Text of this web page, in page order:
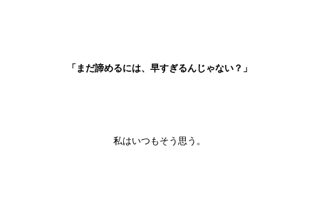
「まだ諦めるには、早すぎるんじゃない？」
私はいつもそう思う。